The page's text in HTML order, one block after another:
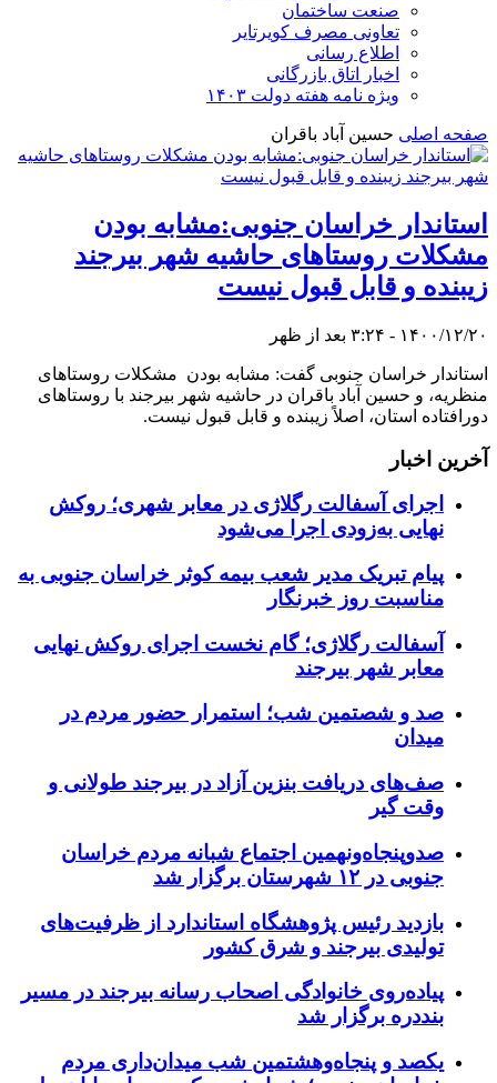
صنعت ساختمان
تعاونی مصرف کویرتایر
اطلاع رسانی
اخبار اتاق بازرگانی
ویژه نامه هفته دولت ۱۴۰۳
صفحه اصلی حسین آباد باقران
استاندار خراسان جنوبی:مشابه بودن
مشکلات روستاهای حاشیه شهر بیرجند
زیبنده و قابل قبول نیست
۱۴۰۰/۱۲/۲۰ - ۳:۲۴ بعد از ظهر
استاندار خراسان جنوبی گفت: مشابه بودن مشکلات روستاهای
منظریه، و حسین آباد باقران در حاشیه شهر بیرجند با روستاهای
دورافتاده استان، اصلاً زیبنده و قابل قبول نیست.
آخرین اخبار
اجرای آسفالت رگلاژی در معابر شهری؛ روکش
نهایی به‌زودی اجرا می‌شود
پیام تبریک مدیر شعب بیمه کوثر خراسان جنوبی به
مناسبت روز خبرنگار
آسفالت رگلاژی؛ گام نخست اجرای روکش نهایی
معابر شهر بیرجند
صد و شصتمین شب؛ استمرار حضور مردم در
میدان
صف‌های دریافت بنزین آزاد در بیرجند طولانی و
وقت گیر
صدوپنجاه‌ونهمین اجتماع شبانه مردم خراسان
جنوبی در ۱۲ شهرستان برگزار شد
بازدید رئیس پژوهشگاه استاندارد از ظرفیت‌های
تولیدی بیرجند و شرق کشور
پیاده‌روی خانوادگی اصحاب رسانه بیرجند در مسیر
بنددره برگزار شد
یکصد و پنجاه‌وهشتمین شب میدان‌داری مردم